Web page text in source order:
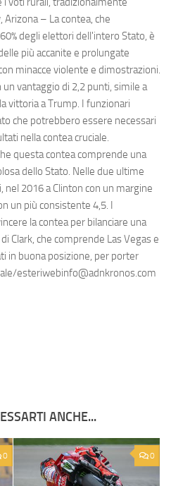
– La contea, che
degli elettori dell'intero Stato, è
più accanite e prolungate
minacce violente e dimostrazioni.
vantaggio di 2,2 punti, simile a
vittoria a Trump. I funzionari
che potrebbero essere necessari
nella contea cruciale.
questa contea comprende una
dello Stato. Nelle due ultime
nel 2016 a Clinton con un margine
un più consistente 4,5. I
la contea per bilanciare una
Clark, che comprende Las Vegas e
in buona posizione, per porter
esteriwebinfo@adnkronos.com
ANCHE...
0 0